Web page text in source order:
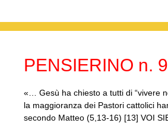
b
o
A
p
a
PENSIERINO n.
«… Gesù ha chiesto a tutti di “vivere
la maggioranza dei Pastori cattolici
secondo Matteo (5,13-16) [13] VOI